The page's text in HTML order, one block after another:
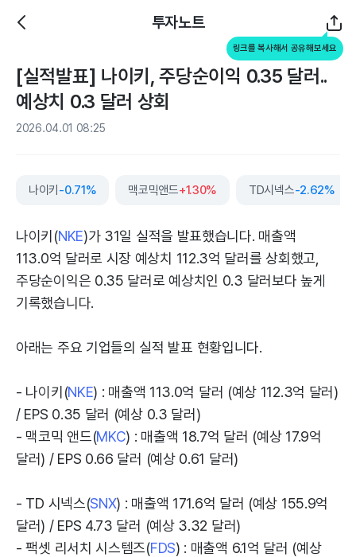
투자노트
링크를 복사해서 공유해보세요
[실적발표] 나이키, 주당순이익 0.35 달러..
예상치 0.3 달러 상회
2026.04.01 08:25
나이키 -0.71% 맥코믹앤드+1.30% TD시넥스-2.62%
나이키(NKE)가 31일 실적을 발표했습니다. 매출액
113.0억 달러로 시장 예상치 112.3억 달러를 상회했고,
주당순이익은 0.35 달러로 예상치인 0.3 달러보다 높게
기록했습니다.
아래는 주요 기업들의 실적 발표 현황입니다.
- 나이키(NKE) : 매출액 113.0억 달러 (예상 112.3억 달러)
/ EPS 0.35 달러 (예상 0.3 달러)
- 맥코믹 앤드(MKC) : 매출액 18.7억 달러 (예상 17.9억
달러) / EPS 0.66 달러 (예상 0.61 달러)
- TD 시넥스(SNX) : 매출액 171.6억 달러 (예상 155.9억
달러) / EPS 4.73 달러 (예상 3.32 달러)
- 팩셋 리서치 시스템즈(FDS) : 매출액 6.1억 달러 (예상